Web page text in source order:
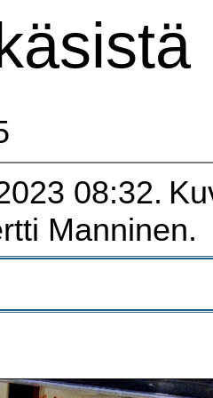
08:32.
Manninen.